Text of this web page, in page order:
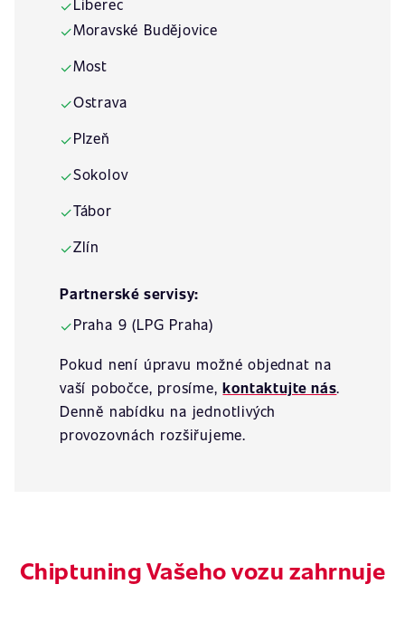
✓Liberec
✓Moravské Budějovice
✓Most
✓Ostrava
✓Plzeň
✓Sokolov
✓Tábor
✓Zlín
Partnerské servisy:
✓Praha 9 (LPG Praha)
Pokud není úpravu možné objednat na
vaší pobočce, prosíme,kontaktujte nás.
Denně nabídku na jednotlivých
provozovnách rozšiřujeme.
Chiptuning Vašeho vozu zahrnuje